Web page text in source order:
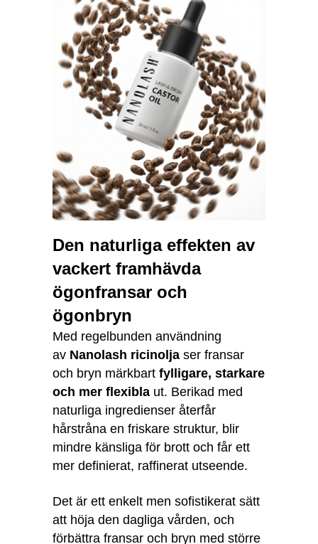
Den naturliga effekten av
vackert framhävda
ögonfransar och
ögonbryn
Med regelbunden användning
av Nanolash ricinolja ser fransar
och bryn märkbart fylligare, starkare
och mer flexibla ut. Berikad med
naturliga ingredienser återfår
hårstråna en friskare struktur, blir
mindre känsliga för brott och får ett
mer definierat, raffinerat utseende.
Det är ett enkelt men sofistikerat sätt
att höja den dagliga vården, och
förbättra fransar och bryn med större